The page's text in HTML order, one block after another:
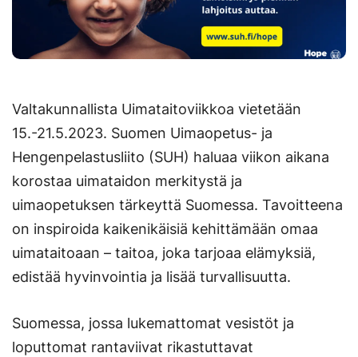
Valtakunnallista Uimataitoviikkoa vietetään
15.-21.5.2023. Suomen Uimaopetus- ja
Hengenpelastusliito (SUH) haluaa viikon aikana
korostaa uimataidon merkitystä ja
uimaopetuksen tärkeyttä Suomessa. Tavoitteena
on inspiroida kaikenikäisiä kehittämään omaa
uimataitoaan – taitoa, joka tarjoaa elämyksiä,
edistää hyvinvointia ja lisää turvallisuutta.
Suomessa, jossa lukemattomat vesistöt ja
loputtomat rantaviivat rikastuttavat